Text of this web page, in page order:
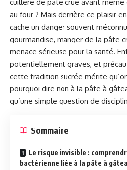
cuillère de pâte crue avant même
au four ? Mais derrière ce plaisir
cache un danger souvent
gourmandise, manger de la pâte
menace sérieuse pour la santé.
potentiellement graves, et
cette tradition sucrée mérite
pourquoi dire non à la pâte à
qu’une simple question de
Sommaire
Le risque invisible :
bactérienne liée à la pâte à